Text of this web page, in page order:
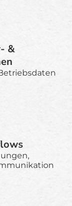
&